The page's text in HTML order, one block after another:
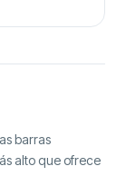
ASNEF
Sí
barras
alto que ofrece